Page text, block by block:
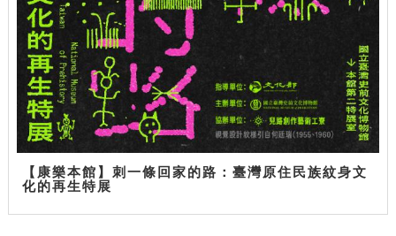
【康樂本館】刺一條回家的路：臺灣原住民族紋身文
化的再生特展